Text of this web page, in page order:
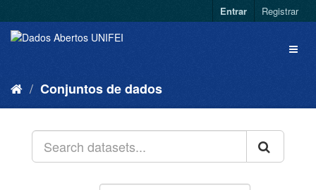
Entrar Registrar
Conjuntos de dados